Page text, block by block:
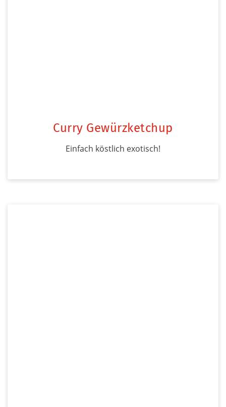
Curry Gewürzketchup
Einfach köstlich exotisch!